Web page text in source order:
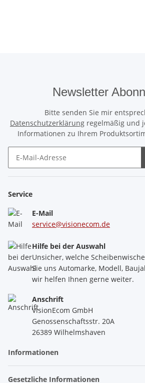
Newsletter
Bitte senden Sie mir
Datenschutzerklärung regelmäßig und
Informationen zu Ihrem
Service
E-Mail
service@visionecom.de
Hilfe bei der Auswahl
Unsicher, welche
Sie uns Automarke, Modell,
wir helfen Ihnen gerne weiter.
Anschrift
VisionEcom GmbH
Genossenschaftsstr. 20A
26389 Wilhelmshaven
Informationen
Gesetzliche Informationen